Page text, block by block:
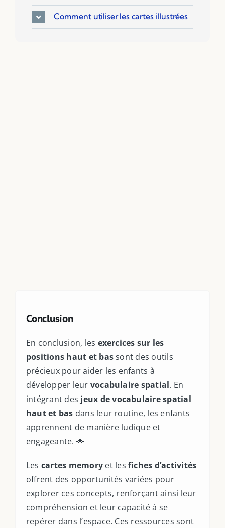
Comment utiliser les cartes illustrées
Conclusion
En conclusion, les exercices sur les
positions haut et bassont des outils
précieux pour aider les enfants à
développer leur vocabulaire spatial. En
intégrant des jeux de vocabulaire spatial
haut et bas dans leur routine, les enfants
apprennent de manière ludique et
engageante. 🌟
Les cartes memory et les fiches d’activités
offrent des opportunités variées pour
explorer ces concepts, renforçant ainsi leur
compréhension et leur capacité à se
repérer dans l’espace. Ces ressources sont